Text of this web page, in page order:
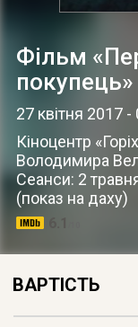
Фільм
27 квітня 2017-
Кіноцентр
Володимира
Сеанси: 2
(показ на даху)
ВАРТІСТЬ